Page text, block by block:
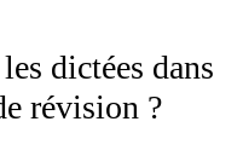
dictées dans
révision ?